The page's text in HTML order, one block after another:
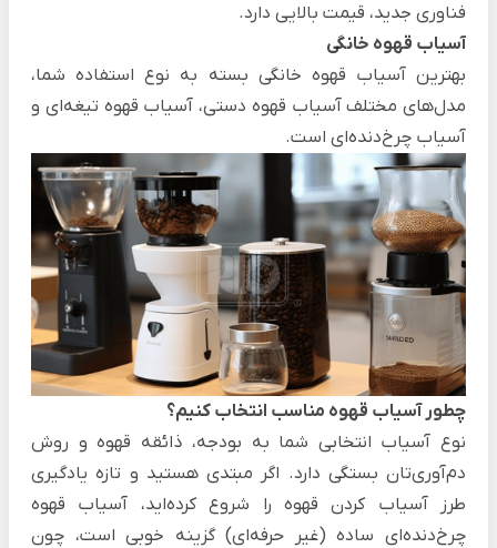
فناوری جدید، ‌قیمت بالایی دارد.
آسیاب قهوه خانگی
بهترین آسیاب قهوه خانگی بسته به نوع استفاده شما،
مدل‌های مختلف آسیاب قهوه‌ دستی، آسیاب قهوه‌ تیغه‌ای و
آسیاب‌ چرخ‌دنده‌ای است.
چطور آسیاب قهوه مناسب انتخاب کنیم؟
نوع آسیاب انتخابی شما به بودجه، ذائقه قهوه و روش
دم‌آوری‌تان بستگی دارد. اگر مبتدی هستید و تازه یادگیری
طرز آسیاب کردن قهوه را شروع کرده‌اید، آسیاب قهوه
چرخ‌دنده‌ای ساده (غیر حرفه‌‌ای) گزینه خوبی است، چون